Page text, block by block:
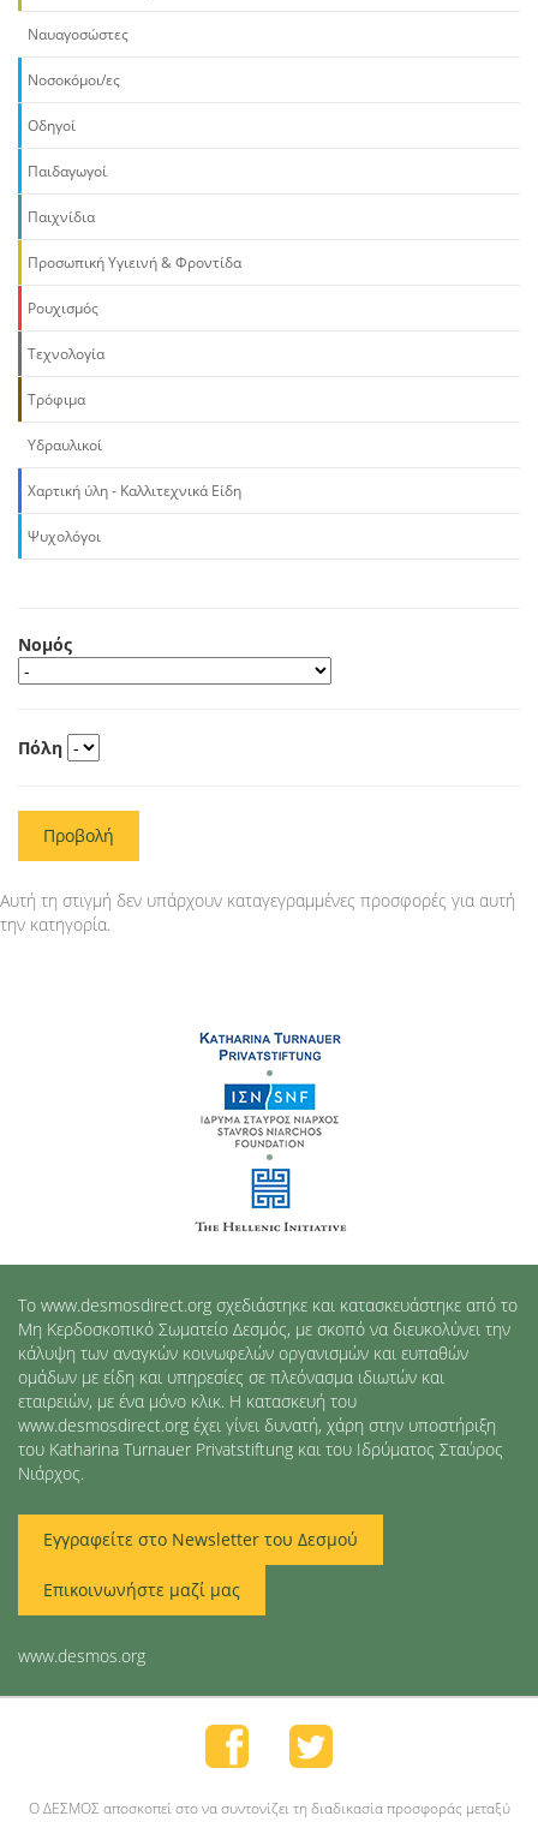
Ναυαγοσώστες
Νοσοκόμοι/ες
Οδηγοί
Παιδαγωγοί
Παιχνίδια
Προσωπική Υγιεινή & Φροντίδα
Ρουχισμός
Τεχνολογία
Τρόφιμα
Υδραυλικοί
Χαρτική ύλη - Καλλιτεχνικά Είδη
Ψυχολόγοι
Νομός
Πόλη
Προβολή
Αυτή τη στιγμή δεν υπάρχουν καταγεγραμμένες προσφορές για αυτή
την κατηγορία.
Το www.desmosdirect.org σχεδιάστηκε και κατασκευάστηκε από το
Μη Κερδοσκοπικό Σωματείο Δεσμός, με σκοπό να διευκολύνει την
κάλυψη των αναγκών κοινωφελών οργανισμών και ευπαθών
ομάδων με είδη και υπηρεσίες σε πλεόνασμα ιδιωτών και
εταιρειών, με ένα μόνο κλικ. Η κατασκευή του
www.desmosdirect.org έχει γίνει δυνατή, χάρη στην υποστήριξη
του Katharina Turnauer Privatstiftung και του Ιδρύματος Σταύρος
Νιάρχος.
Εγγραφείτε στο Newsletter του Δεσμού
Επικοινωνήστε μαζί μας
www.desmos.org
O ΔΕΣΜΟΣ αποσκοπεί στο να συντονίζει τη διαδικασία προσφοράς μεταξύ